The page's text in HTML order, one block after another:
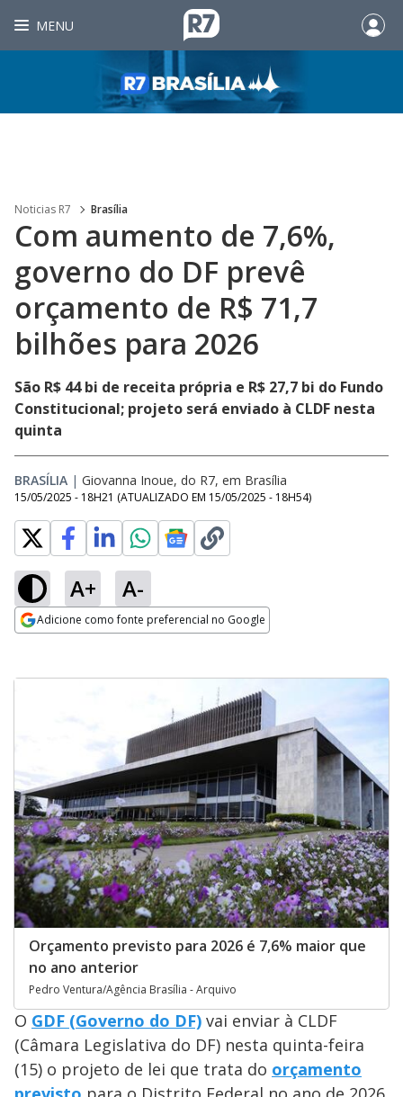
MENU
Noticias R7 Brasília
Com aumento de 7,6%,
governo do DF prevê
orçamento de R$ 71,7
bilhões para 2026
São R$ 44 bi de receita própria e R$ 27,7 bi do Fundo
Constitucional; projeto será enviado à CLDF nesta
quinta
BRASÍLIA | Giovanna Inoue, do R7, em Brasília
15/05/2025 - 18H21 (ATUALIZADO EM 15/05/2025 - 18H54)
A+ A-
Adicione como fonte preferencial no Google
Orçamento previsto para 2026 é 7,6% maior que
no ano anterior
Pedro Ventura/Agência Brasília - Arquivo
O GDF (Governo do DF) vai enviar à CLDF
(Câmara Legislativa do DF) nesta quinta-feira
(15) o projeto de lei que trata do orçamento